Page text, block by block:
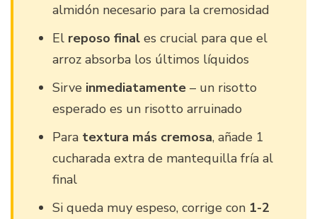
almidón necesario para la cremosidad
El reposo final es crucial para que el
arroz absorba los últimos líquidos
Sirve inmediatamente – un risotto
esperado es un risotto arruinado
Para textura más cremosa, añade 1
cucharada extra de mantequilla fría al
final
Si queda muy espeso, corrige con 1-2